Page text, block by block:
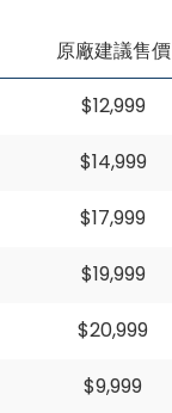
原廠建議售價
$12,999
$14,999
$17,999
$19,999
$20,999
$9,999